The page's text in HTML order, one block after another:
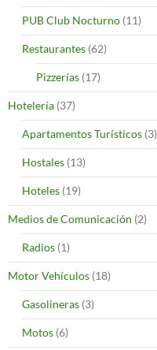
PUB Club Nocturno (11)
Restaurantes (62)
Pizzerías (17)
Hotelería (37)
Apartamentos Turísticos (3)
Hostales (13)
Hoteles (19)
Medios de Comunicación (2)
Radios (1)
Motor Vehículos (18)
Gasolineras (3)
Motos (6)